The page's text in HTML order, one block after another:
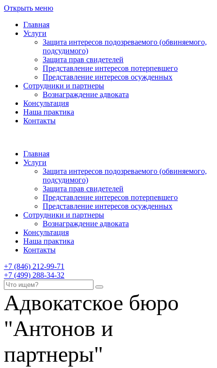
Открыть меню
Главная
Услуги
Защита интересов подозреваемого (обвиняемого,
подсудимого)
Защита прав свидетелей
Представление интересов потерпевшего
Представление интересов осужденных
Сотрудники и партнеры
Вознаграждение адвоката
Консультация
Наша практика
Контакты
Главная
Услуги
Защита интересов подозреваемого (обвиняемого,
подсудимого)
Защита прав свидетелей
Представление интересов потерпевшего
Представление интересов осужденных
Сотрудники и партнеры
Вознаграждение адвоката
Консультация
Наша практика
Контакты
+7 (846) 212-99-71
+7 (499) 288-34-32
Адвокатское бюро
"Антонов и
партнеры"